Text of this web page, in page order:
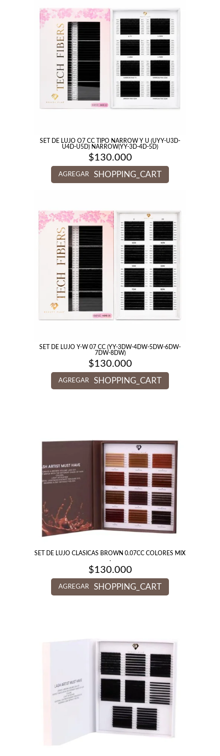
SET DE LUJO O7 CC TIPO NARROW Y U (UYY-U3D-
U4D-U5D) NARROW(YY-3D-4D-5D)
$130.000
AGREGAR SHOPPING_CART
SET DE LUJO Y-W 07 CC (YY-3DW-4DW-5DW-6DW-
7DW-8DW)
$130.000
AGREGAR SHOPPING_CART
SET DE LUJO CLASICAS BROWN 0.07CC COLORES MIX
.
$130.000
AGREGAR SHOPPING_CART